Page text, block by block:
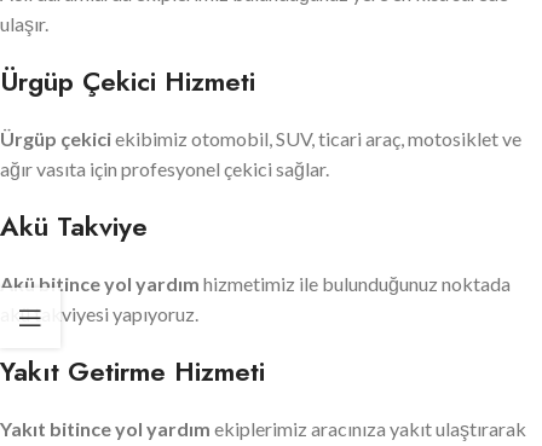
ulaşır.
Ürgüp Çekici Hizmeti
Ürgüp çekiciekibimiz otomobil, SUV, ticari araç, motosiklet ve
ağır vasıta için profesyonel çekici sağlar.
Akü Takviye
Akü bitince yol yardım hizmetimiz ile bulunduğunuz noktada
akü takviyesi yapıyoruz.
Yakıt Getirme Hizmeti
Yakıt bitince yol yardım ekiplerimiz aracınıza yakıt ulaştırarak